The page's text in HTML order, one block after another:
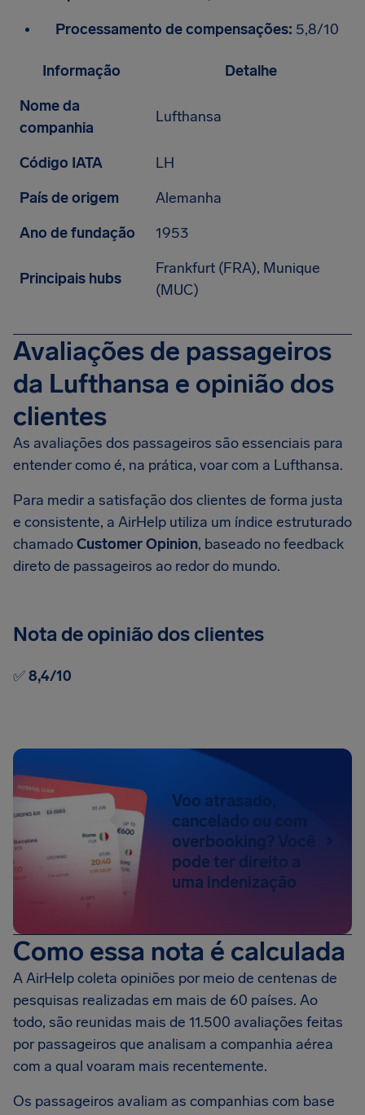
Processamento de compensações: 5,8/10
Informação
Detalhe
Nome da
companhia
Lufthansa
Código IATA
LH
País de origem
Alemanha
Ano de fundação
1953
Principais hubs
Frankfurt (FRA), Munique
(MUC)
Avaliações de passageiros
da Lufthansa e opinião dos
clientes
As avaliações dos passageiros são essenciais para
entender como é, na prática, voar com a Lufthansa.
Para medir a satisfação dos clientes de forma justa
e consistente, a AirHelp utiliza um índice estruturado
chamadoCustomer Opinion, baseado no feedback
direto de passageiros ao redor do mundo.
Nota de opinião dos clientes
✅8,4/10
Voo atrasado,
cancelado ou com
overbooking? Você
pode ter direito a
uma indenização
Como essa nota é calculada
A AirHelp coleta opiniões por meio de centenas de
pesquisas realizadas em mais de 60 países. Ao
todo, são reunidas mais de 11.500 avaliações feitas
por passageiros que analisam a companhia aérea
com a qual voaram mais recentemente.
Os passageiros avaliam as companhias com base